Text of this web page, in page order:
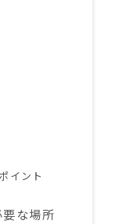
イント
な場所